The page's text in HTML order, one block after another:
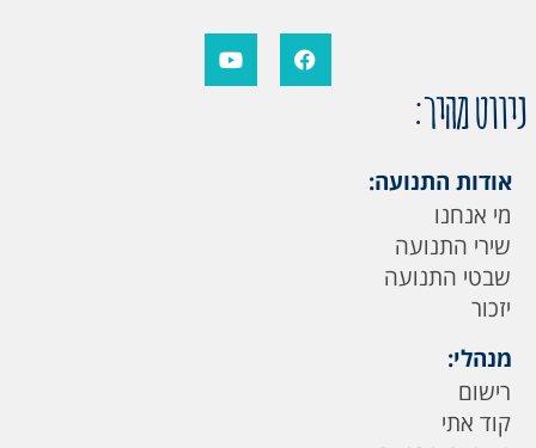
ניווט מהיר:
אודות התנועה:
מי אנחנו
שירי התנועה
שבטי התנועה
יזכור
מנהלי:
רישום
קוד אתי